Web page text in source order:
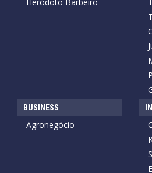
BUSINESS
Agronegócio